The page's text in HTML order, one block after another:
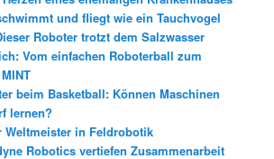
und fliegt wie ein Tauchvogel
Roboter trotzt dem Salzwasser
Vom einfachen Roboterball zum
beim Basketball: Können Maschinen
lernen?
Weltmeister in Feldrobotik
Robotics vertiefen Zusammenarbeit